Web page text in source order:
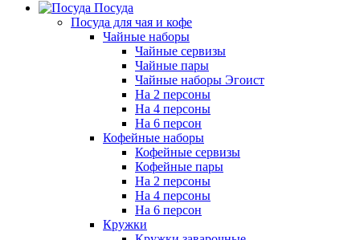
Посуда
Посуда для чая и кофе
Чайные наборы
Чайные сервизы
Чайные пары
Чайные наборы Эгоист
На 2 персоны
На 4 персоны
На 6 персон
Кофейные наборы
Кофейные сервизы
Кофейные пары
На 2 персоны
На 4 персоны
На 6 персон
Кружки